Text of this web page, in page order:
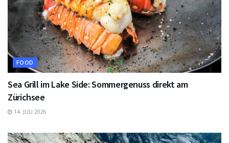
FOOD
Sea Grill im Lake Side: Sommergenuss direkt am
Zürichsee
14. JULI 2026